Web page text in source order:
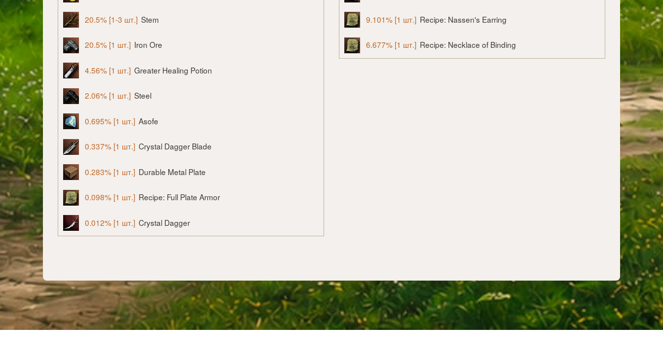
20.5% [1-3 шт.] Stem
20.5% [1 шт.] Iron Ore
4.56% [1 шт.] Greater Healing Potion
2.06% [1 шт.] Steel
0.695% [1 шт.] Asofe
0.337% [1 шт.] Crystal Dagger Blade
0.283% [1 шт.] Durable Metal Plate
0.098% [1 шт.] Recipe: Full Plate Armor
0.012% [1 шт.] Crystal Dagger
9.101% [1 шт.] Recipe: Nassen's Earring
6.677% [1 шт.] Recipe: Necklace of Binding